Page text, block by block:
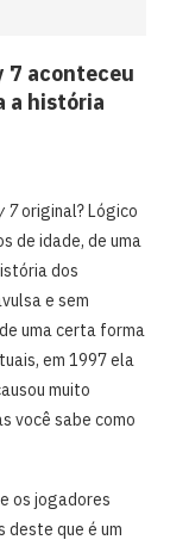
7 aconteceu
a história
7original? Lógico
de idade, de uma
dos
e sem
uma certa forma
em 1997 ela
muito
você sabe como
os jogadores
deste que é um